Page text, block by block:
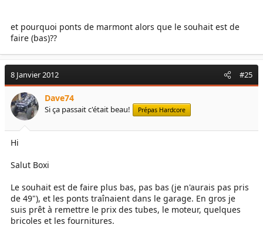
et pourquoi ponts de marmont alors que le souhait est de
faire (bas)??
8 Janvier 2012 #25
Dave74
Si ça passait c'était beau! Prépas Hardcore
Hi
Salut Boxi
Le souhait est de faire plus bas, pas bas (je n'aurais pas pris
de 49"), et les ponts traînaient dans le garage. En gros je
suis prêt à remettre le prix des tubes, le moteur, quelques
bricoles et les fournitures.